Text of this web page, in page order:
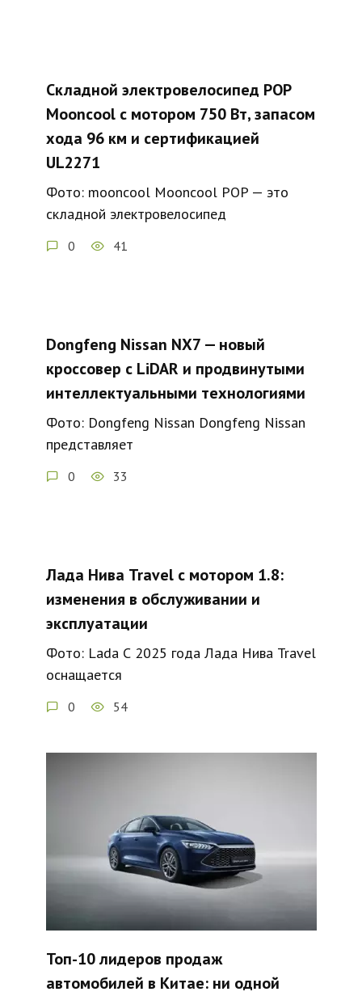
Складной электровелосипед POP
Mooncool с мотором 750 Вт, запасом
хода 96 км и сертификацией
UL2271
Фото: mooncool Mooncool POP — это
складной электровелосипед
0 41
Dongfeng Nissan NX7 — новый
кроссовер с LiDAR и продвинутыми
интеллектуальными технологиями
Фото: Dongfeng Nissan Dongfeng Nissan
представляет
0 33
Лада Нива Travel с мотором 1.8:
изменения в обслуживании и
эксплуатации
Фото: Lada С 2025 года Лада Нива Travel
оснащается
0 54
Топ-10 лидеров продаж
автомобилей в Китае: ни одной